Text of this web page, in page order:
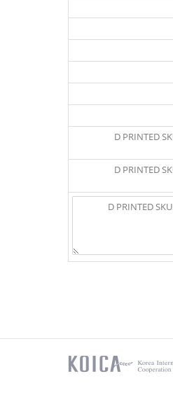
3-D PRINTED
3-D PRINTED
koica